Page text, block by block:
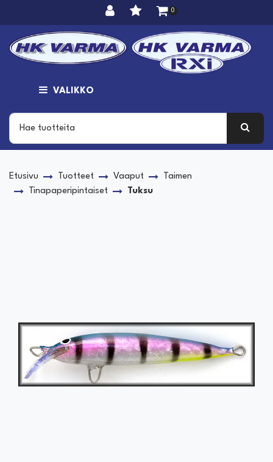
0
VALIKKO
Etusivu Tuotteet Vaaput
Taimen
Tinapaperipintaiset
Tuksu